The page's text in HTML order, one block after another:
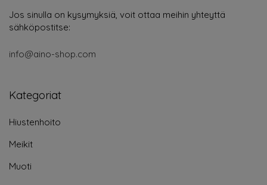
Jos sinulla on kysymyksiä, voit ottaa meihin yhteyttä
sähköpostitse:
info@aino-shop.com
Kategoriat
Hiustenhoito
Meikit
Muoti